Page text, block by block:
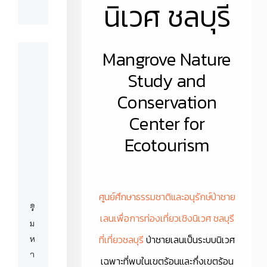
ริ
ม
ห
า
นิเวศ ชลบุรี
Mangrove Nature
Study and
Conservation
Center for
Ecotourism
ศูนย์ศึกษาธรรมชาติและอนุรักษ์ป่าชาย
เลนเพื่อการท่องเที่ยวเชิงนิเวศ ชลบุรี
ที่เที่ยวชลบุรี ป่าชายเลนเป็นระบบนิเวศ
เฉพาะที่พบในเขตร้อนและกึ่งเขตร้อน